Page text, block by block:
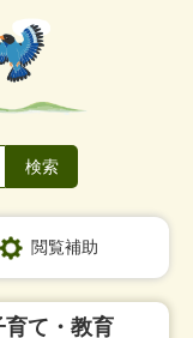
閲覧補助
育て・教育